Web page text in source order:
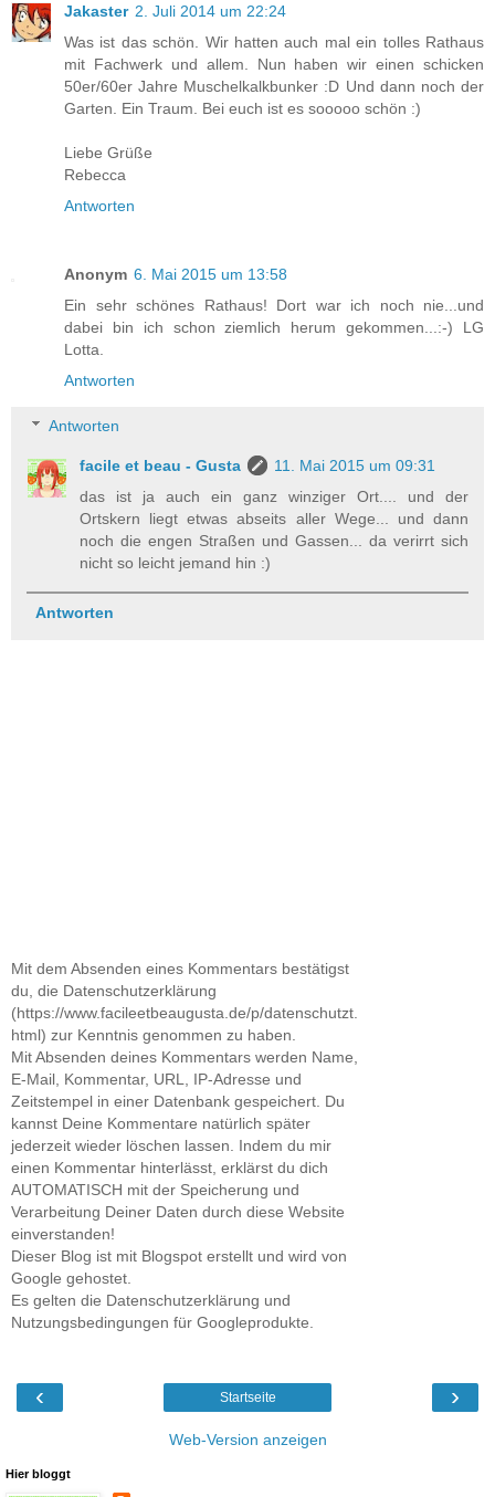
Jakaster 2. Juli 2014 um 22:24
Was ist das schön. Wir hatten auch mal ein tolles Rathaus
mit Fachwerk und allem. Nun haben wir einen schicken
50er/60er Jahre Muschelkalkbunker :D Und dann noch der
Garten. Ein Traum. Bei euch ist es sooooo schön :)
Liebe Grüße
Rebecca
Antworten
Anonym 6. Mai 2015 um 13:58
Ein sehr schönes Rathaus! Dort war ich noch nie...und
dabei bin ich schon ziemlich herum gekommen...:-) LG
Lotta.
Antworten
Antworten
facile et beau - Gusta
11. Mai 2015 um 09:31
das ist ja auch ein ganz winziger Ort.... und der
Ortskern liegt etwas abseits aller Wege... und dann
noch die engen Straßen und Gassen... da verirrt sich
nicht so leicht jemand hin :)
Antworten
Mit dem Absenden eines Kommentars bestätigst
du, die Datenschutzerklärung
(https://www.facileetbeaugusta.de/p/datenschutzt.
html) zur Kenntnis genommen zu haben.
Mit Absenden deines Kommentars werden Name,
E-Mail, Kommentar, URL, IP-Adresse und
Zeitstempel in einer Datenbank gespeichert. Du
kannst Deine Kommentare natürlich später
jederzeit wieder löschen lassen. Indem du mir
einen Kommentar hinterlässt, erklärst du dich
AUTOMATISCH mit der Speicherung und
Verarbeitung Deiner Daten durch diese Website
einverstanden!
Dieser Blog ist mit Blogspot erstellt und wird von
Google gehostet.
Es gelten die Datenschutzerklärung und
Nutzungsbedingungen für Googleprodukte.
‹ ›
Startseite
Web-Version anzeigen
Hier bloggt